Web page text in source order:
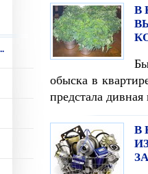
В
обыска в
предстала дивная
В